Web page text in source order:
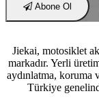
Abone Ol
Jiekai, motosiklet
markadır. Yerli
aydınlatma, koruma
Türkiye